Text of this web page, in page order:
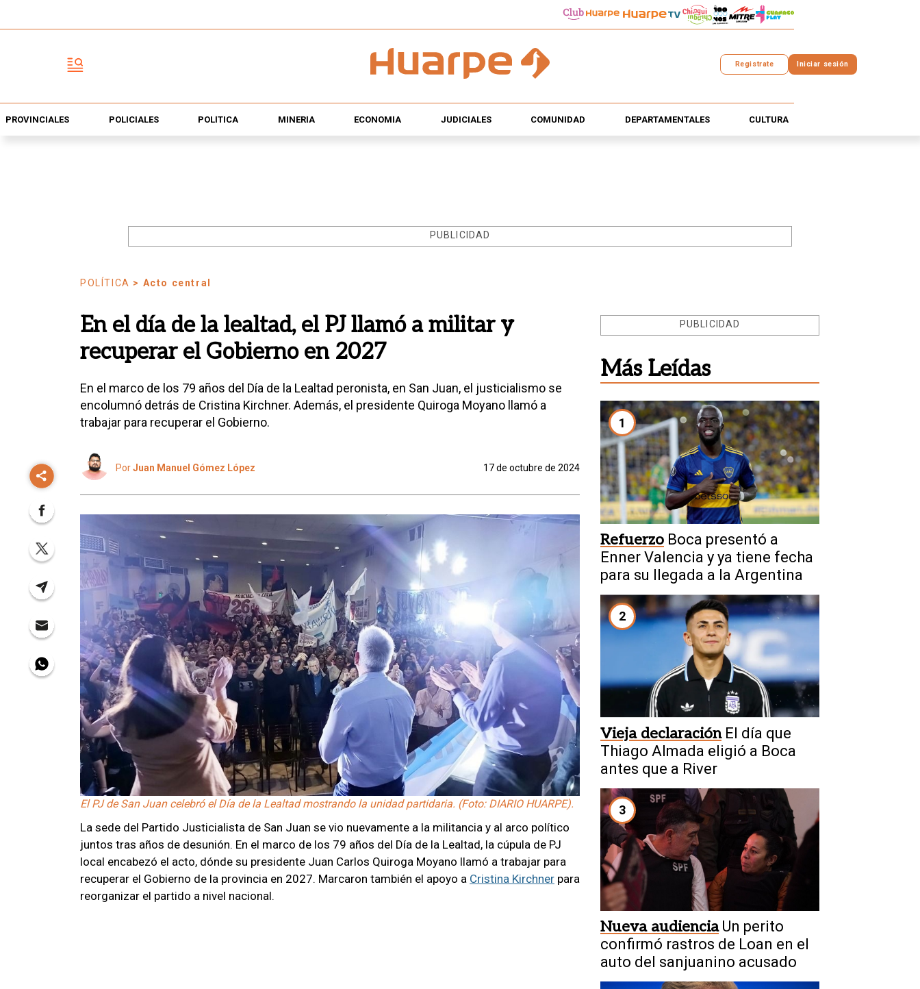
Registrate Iniciar sesión
PROVINCIALES POLICIALES POLÍTICA MINERÍA ECONOMÍA JUDICIALES COMUNIDAD DEPARTAMENTALES CULTURA
PUBLICIDAD
POLÍTICA > Acto central
En el día de la lealtad, el PJ llamó a militar y
recuperar el Gobierno en 2027
En el marco de los 79 años del Día de la Lealtad peronista, en San Juan, el justicialismo se
encolumnó detrás de Cristina Kirchner. Además, el presidente Quiroga Moyano llamó a
trabajar para recuperar el Gobierno.
PorJuan Manuel Gómez López 17 de octubre de 2024
El PJ de San Juan celebró el Día de la Lealtad mostrando la unidad partidaria. (Foto: DIARIO HUARPE).
La sede del Partido Justicialista de San Juan se vio nuevamente a la militancia y al arco político
juntos tras años de desunión. En el marco de los 79 años del Día de la Lealtad, la cúpula de PJ
local encabezó el acto, dónde su presidente Juan Carlos Quiroga Moyano llamó a trabajar para
recuperar el Gobierno de la provincia en 2027. Marcaron también el apoyo a Cristina Kirchner para
reorganizar el partido a nivel nacional.
PUBLICIDAD
Más Leídas
1
Refuerzo Boca presentó a
Enner Valencia y ya tiene fecha
para su llegada a la Argentina
2
Vieja declaración El día que
Thiago Almada eligió a Boca
antes que a River
3
Nueva audiencia Un perito
confirmó rastros de Loan en el
auto del sanjuanino acusado